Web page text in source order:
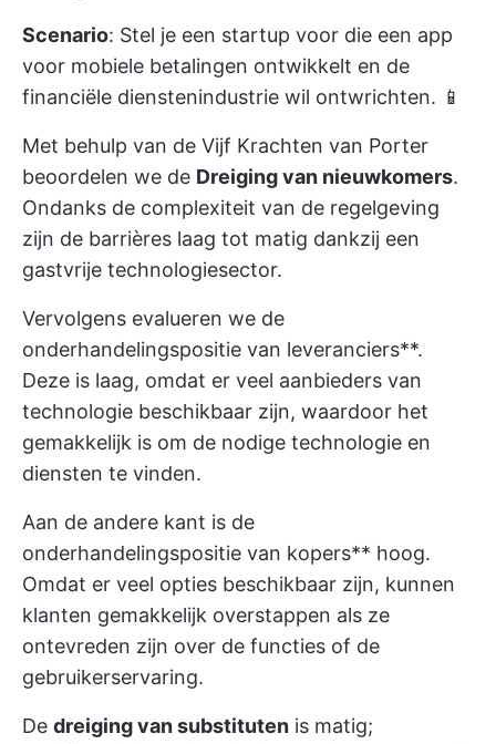
Scenario: Stel je een startup voor die een app
voor mobiele betalingen ontwikkelt en de
financiële dienstenindustrie wil ontwrichten. 📱
Met behulp van de Vijf Krachten van Porter
beoordelen we de Dreiging van nieuwkomers.
Ondanks de complexiteit van de regelgeving
zijn de barrières laag tot matig dankzij een
gastvrije technologiesector.
Vervolgens evalueren we de
onderhandelingspositie van leveranciers**.
Deze is laag, omdat er veel aanbieders van
technologie beschikbaar zijn, waardoor het
gemakkelijk is om de nodige technologie en
diensten te vinden.
Aan de andere kant is de
onderhandelingspositie van kopers** hoog.
Omdat er veel opties beschikbaar zijn, kunnen
klanten gemakkelijk overstappen als ze
ontevreden zijn over de functies of de
gebruikerservaring.
De dreiging van substituten is matig;